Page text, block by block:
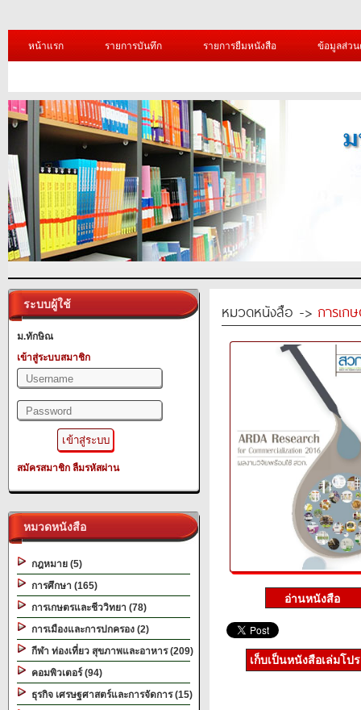
หน้าแรก รายการบันทึก รายการยืมหนังสือ ข้อมูลส่ว
ระบบผู้ใช้
ม.ทักษิณ
เข้าสู่ระบบสมาชิก
สมัครสมาชิก ลืมรหัสผ่าน
หมวดหนังสือ
กฎหมาย (5)
การศึกษา (165)
การเกษตรและชีววิทยา (78)
การเมืองและการปกครอง (2)
กีฬา ท่องเที่ยว สุขภาพและอาหาร (209)
คอมพิวเตอร์ (94)
ธุรกิจ เศรษฐศาสตร์และการจัดการ (15)
หมวดหนังสือ -> การเก
เก็บเป็นหนังสือเล่มโป